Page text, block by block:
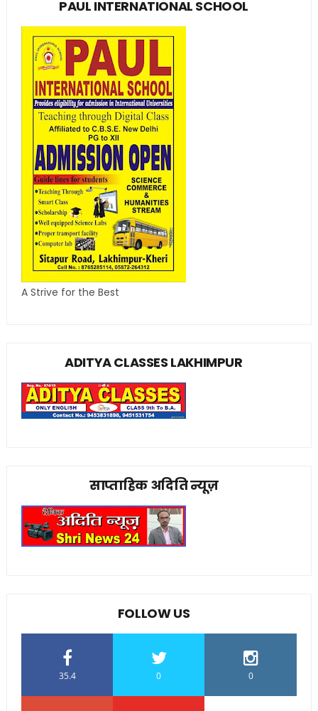
PAUL INTERNATIONAL SCHOOL
A Strive for the Best
ADITYA CLASSES LAKHIMPUR
साप्ताहिक अदिति न्यूज़
FOLLOW US
35.4 0 0